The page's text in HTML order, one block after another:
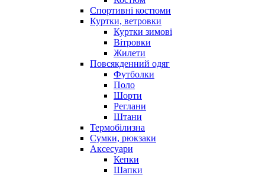
Спортивні костюми
Куртки, ветровки
Куртки зимові
Вітровки
Жилети
Повсякденний одяг
Футболки
Поло
Шорти
Реглани
Штани
Термобілизна
Сумки, рюкзаки
Аксесуари
Кепки
Шапки